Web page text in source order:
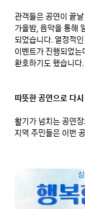
관객들은 공연이 끝
가을밤, 음악을 통해
되었습니다. 열정적
이벤트가 진행되었
환호하기도 했습니다.
따뜻한 공연으로 다
활기가 넘치는 공연
지역 주민들은 이번